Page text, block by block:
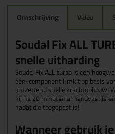
Omschrijving Video
Soudal Fix ALL
snelle uitharding
Soudal Fix ALL turbo is een
één-component lijmkit op basis
ontzettend snelle krachtopbouw!
hij na 20 minuten al handvast is
nadat die toegepast is!
Wanneer gebruik